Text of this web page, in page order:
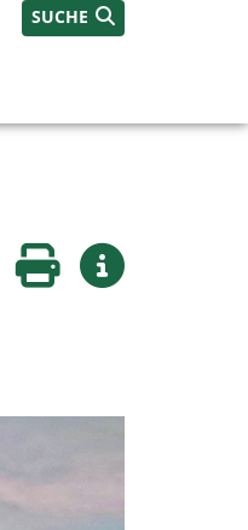
SUCHE
Seite druckenWeitere Infos